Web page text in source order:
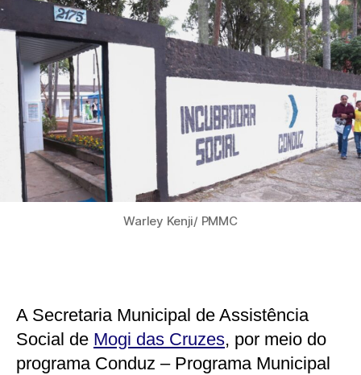
Warley Kenji/ PMMC
A Secretaria Municipal de Assistência
Social de Mogi das Cruzes, por meio do
programa Conduz – Programa Municipal